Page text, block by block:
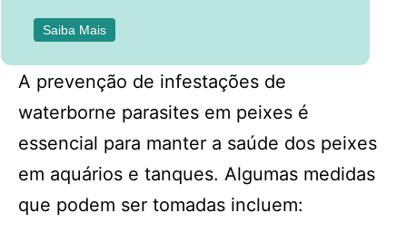
Saiba Mais
A prevenção de infestações de
waterborne parasites em peixes é
essencial para manter a saúde dos peixes
em aquários e tanques. Algumas medidas
que podem ser tomadas incluem: